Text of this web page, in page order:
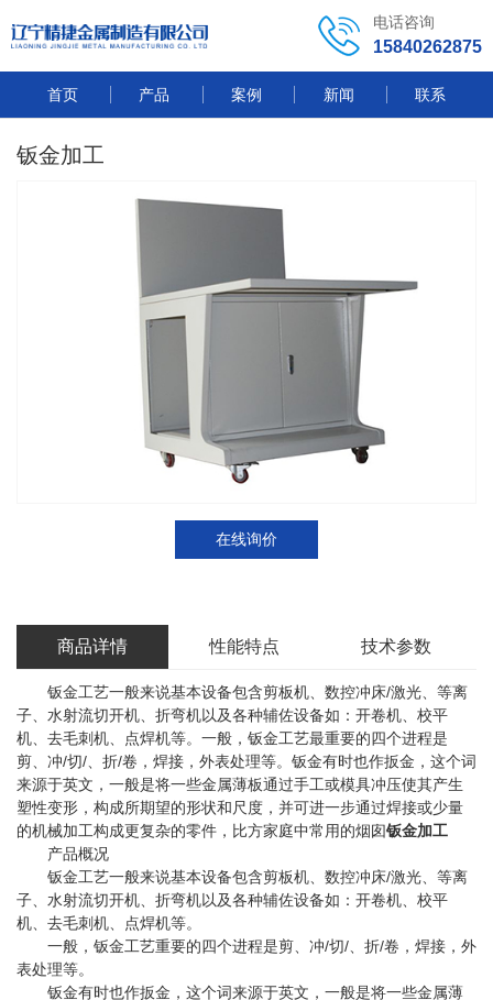
电话咨询
15840262875
首页 产品 案例 新闻 联系
钣金加工
在线询价
商品详情 性能特点 技术参数
钣金工艺一般来说基本设备包含剪板机、数控冲床/激光、等离
子、水射流切开机、折弯机以及各种辅佐设备如：开卷机、校平
机、去毛刺机、点焊机等。一般，钣金工艺最重要的四个进程是
剪、冲/切/、折/卷，焊接，外表处理等。钣金有时也作扳金，这个词
来源于英文，一般是将一些金属薄板通过手工或模具冲压使其产生
塑性变形，构成所期望的形状和尺度，并可进一步通过焊接或少量
的机械加工构成更复杂的零件，比方家庭中常用的烟囱钣金加工
产品概况
钣金工艺一般来说基本设备包含剪板机、数控冲床/激光、等离
子、水射流切开机、折弯机以及各种辅佐设备如：开卷机、校平
机、去毛刺机、点焊机等。
一般，钣金工艺重要的四个进程是剪、冲/切/、折/卷，焊接，外
表处理等。
钣金有时也作扳金，这个词来源于英文，一般是将一些金属薄